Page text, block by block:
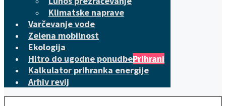
Klimatske naprave
Varčevanje vode
Zelena mobilnost
Ekologija
Hitro do ugodne ponudbePrihrani
Kalkulator prihranka energije
Arhiv revij